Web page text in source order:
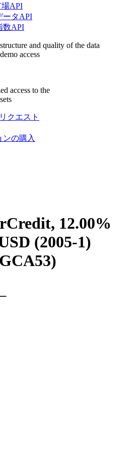
場API
ータAPI
数API
and quality of the data
access
access to the
クエスト
ンの購入
12.00%
(2005-1)